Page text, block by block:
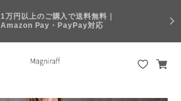
1万円以上のご購入で送料無料｜
Amazon Pay・PayPay対応